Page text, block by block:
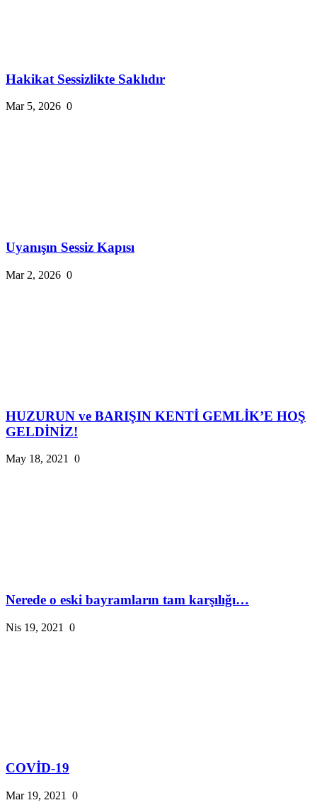
Hakikat Sessizlikte Saklıdır
Mar 5, 2026 0
Uyanışın Sessiz Kapısı
Mar 2, 2026 0
HUZURUN ve BARIŞIN KENTİ GEMLİK’E HOŞ
GELDİNİZ!
May 18, 2021 0
Nerede o eski bayramların tam karşılığı…
Nis 19, 2021 0
COVİD-19
Mar 19, 2021 0